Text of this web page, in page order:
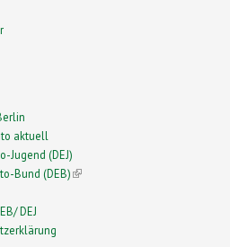
aktuell
Jugend (DEJ)
Bund (DEB)(link is external)
DEJ